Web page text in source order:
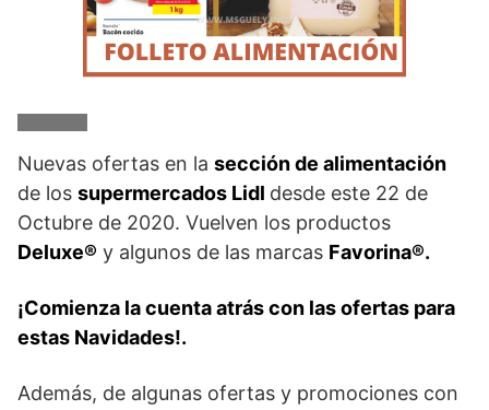
Nuevas ofertas en la sección de alimentación
de los supermercados Lidl desde este 22 de
Octubre de 2020. Vuelven los productos
Deluxe® y algunos de las marcas Favorina®.
¡Comienza la cuenta atrás con las ofertas para
estas Navidades!.
Además, de algunas ofertas y promociones con